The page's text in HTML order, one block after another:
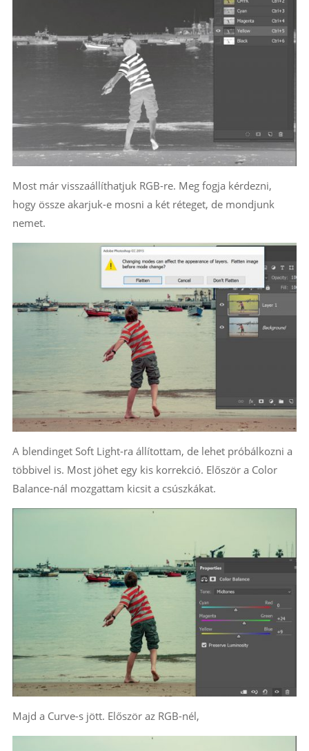
Most már visszaállíthatjuk RGB-re. Meg fogja kérdezni,
hogy össze akarjuk-e mosni a két réteget, de mondjunk
nemet.
A blendinget Soft Light-ra állítottam, de lehet próbálkozni a
többivel is. Most jöhet egy kis korrekció. Először a Color
Balance-nál mozgattam kicsit a csúszkákat.
Majd a Curve-s jött. Először az RGB-nél,